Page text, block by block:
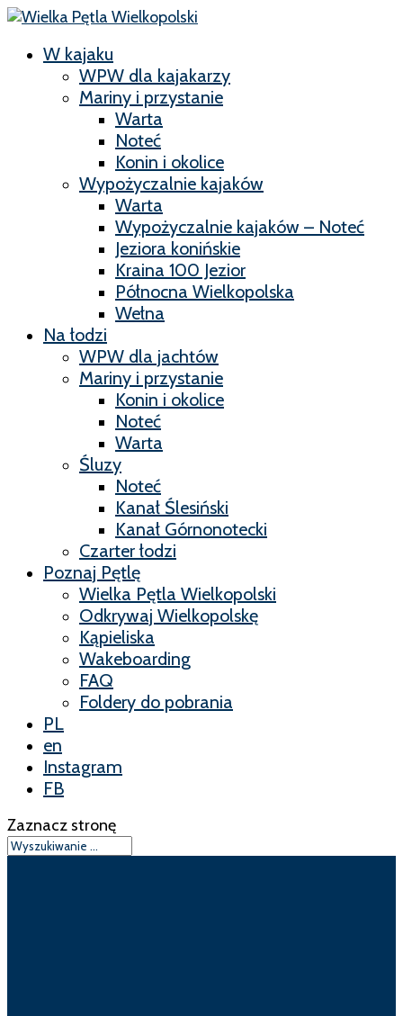
W kajaku
WPW dla kajakarzy
Mariny i przystanie
Warta
Noteć
Konin i okolice
Wypożyczalnie kajaków
Warta
Wypożyczalnie kajaków – Noteć
Jeziora konińskie
Kraina 100 Jezior
Północna Wielkopolska
Wełna
Na łodzi
WPW dla jachtów
Mariny i przystanie
Konin i okolice
Noteć
Warta
Śluzy
Noteć
Kanał Ślesiński
Kanał Górnonotecki
Czarter łodzi
Poznaj Pętlę
Wielka Pętla Wielkopolski
Odkrywaj Wielkopolskę
Kąpieliska
Wakeboarding
FAQ
Foldery do pobrania
PL
en
Instagram
FB
Zaznacz stronę